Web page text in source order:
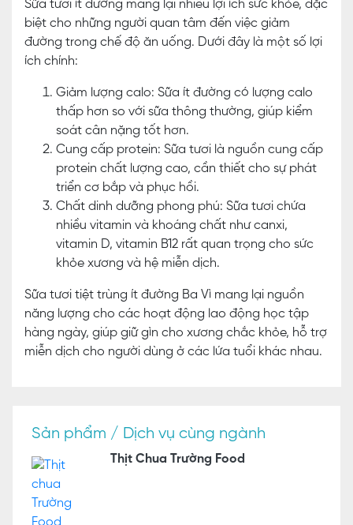
Sữa tươi ít đường mang lại nhiều lợi ích sức khỏe, đặc
biệt cho những người quan tâm đến việc giảm
đường trong chế độ ăn uống. Dưới đây là một số lợi
ích chính:
Giảm lượng calo: Sữa ít đường có lượng calo
thấp hơn so với sữa thông thường, giúp kiểm
soát cân nặng tốt hơn.
Cung cấp protein: Sữa tươi là nguồn cung cấp
protein chất lượng cao, cần thiết cho sự phát
triển cơ bắp và phục hồi.
Chất dinh dưỡng phong phú: Sữa tươi chứa
nhiều vitamin và khoáng chất như canxi,
vitamin D, vitamin B12 rất quan trọng cho sức
khỏe xương và hệ miễn dịch.
Sữa tươi tiệt trùng ít đường Ba Vì mang lại nguồn
năng lượng cho các hoạt động lao động học tập
hàng ngày, giúp giữ gìn cho xương chắc khỏe, hỗ trợ
miễn dịch cho người dùng ở các lứa tuổi khác nhau.
Sản phẩm / Dịch vụ cùng ngành
Thịt Chua Trường Food